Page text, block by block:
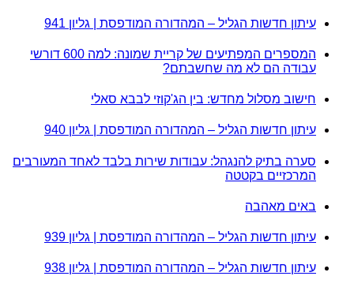
עיתון חדשות הגליל – המהדורה המודפסת | גליון 941
המספרים המפתיעים של קריית שמונה: למה 600 דורשי
עבודה הם לא מה שחשבתם?
חישוב מסלול מחדש: בין הג'קוזי לבבא סאלי
עיתון חדשות הגליל – המהדורה המודפסת | גליון 940
סערה בתיק להנגהל: עבודות שירות בלבד לאחד המעורבים
המרכזיים בקטטה
באים מאהבה
עיתון חדשות הגליל – המהדורה המודפסת | גליון 939
עיתון חדשות הגליל – המהדורה המודפסת | גליון 938